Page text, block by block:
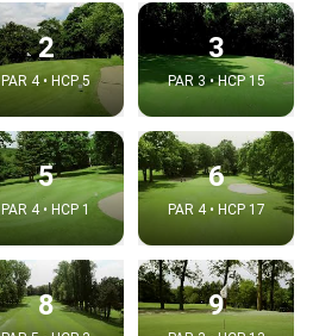
2
PAR 4 • HCP 5
3
PAR 3 • HCP 15
5
PAR 4 • HCP 1
6
PAR 4 • HCP 17
8 9